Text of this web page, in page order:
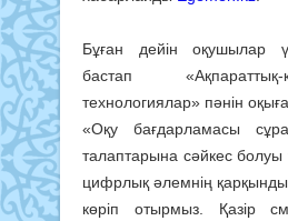
Бұған дейін оқушылар
бастап «Ақпараттық-
технологиялар» пәнін
«Оқу бағдарламасы
талаптарына сәйкес болуы
цифрлық әлемнің
көріп отырмыз. Қазір